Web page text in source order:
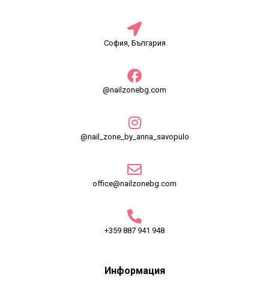
София, България
@nailzonebg.com
@nail_zone_by_anna_savopulo
office@nailzonebg.com
+359 887 941 948
Информация